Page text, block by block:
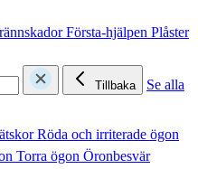
Första-hjälpen Plåster
Tillbaka
Se alla
Röda och irriterade ögon
Torra ögon Öronbesvär